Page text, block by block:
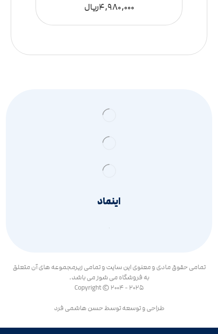
4,980,000ریال
اینماد
تمامی حقوق مادی و معنوی این سایت و تمامی زیرمجموعه های آن متعلق
به فروشگاه می شوز می باشد.
Copyright © 2004 - 2025
طراحی و توسعه توسط حسن هاشمی فرد